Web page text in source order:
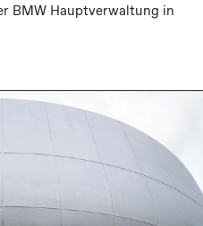
BMW Hauptverwaltung in